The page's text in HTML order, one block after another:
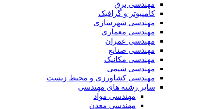
مهندسی برق
کامپیوتر و گرافیک
مهندسی شهرسازی
مهندسی معماری
مهندسی عمران
مهندسی صنایع
مهندسی مکانیک
مهندسی شیمی
مهندسی کشاورزی و محیط زیست
سایر رشته های مهندسی
مهندسی مواد
مهندسی معدن